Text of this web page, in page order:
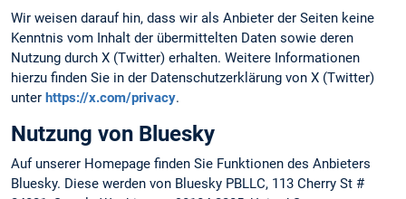
Wir weisen darauf hin, dass wir als Anbieter der Seiten keine
Kenntnis vom Inhalt der übermittelten Daten sowie deren
Nutzung durch X (Twitter) erhalten. Weitere Informationen
hierzu finden Sie in der Datenschutzerklärung von X (Twitter)
unter https://x.com/privacy.
Nutzung von Bluesky
Auf unserer Homepage finden Sie Funktionen des Anbieters
Bluesky. Diese werden von Bluesky PBLLC, 113 Cherry St #